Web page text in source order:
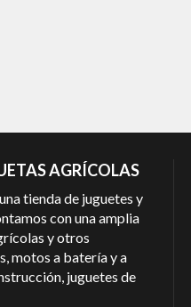
AGRÍCOLAS
tienda de juguetes y
con una amplia
y otros
motos a batería y a
juguetes de